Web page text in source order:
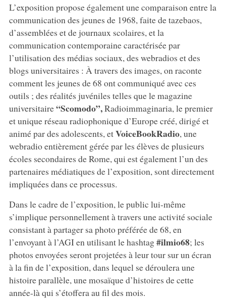
L’exposition propose également une comparaison entre la
communication des jeunes de 1968, faite de tazebaos,
d’assemblées et de journaux scolaires, et la
communication contemporaine caractérisée par
l’utilisation des médias sociaux, des webradios et des
blogs universitaires : À travers des images, on raconte
comment les jeunes de 68 ont communiqué avec ces
outils ; des réalités juvéniles telles que le magazine
universitaire“Scomodo”,Radioimmaginaria, le premier
et unique réseau radiophonique d’Europe créé, dirigé et
animé par des adolescents, etVoiceBookRadio, une
webradio entièrement gérée par les élèves de plusieurs
écoles secondaires de Rome, qui est également l’un des
partenaires médiatiques de l’exposition, sont directement
impliquées dans ce processus.
Dans le cadre de l’exposition, le public lui-même
s’implique personnellement à travers une activité sociale
consistant à partager sa photo préférée de 68, en
l’envoyant à l’AGI en utilisant le hashtag#ilmio68; les
photos envoyées seront projetées à leur tour sur un écran
à la fin de l’exposition, dans lequel se déroulera une
histoire parallèle, une mosaïque d’histoires de cette
année-là qui s’étoffera au fil des mois.